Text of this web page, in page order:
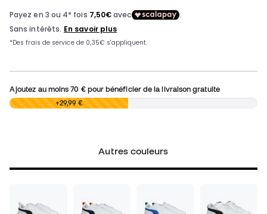
Ajoutez au moins70 €pour bénéficier de la livraison gratuite
0,00 € +29,99 €
Autres couleurs